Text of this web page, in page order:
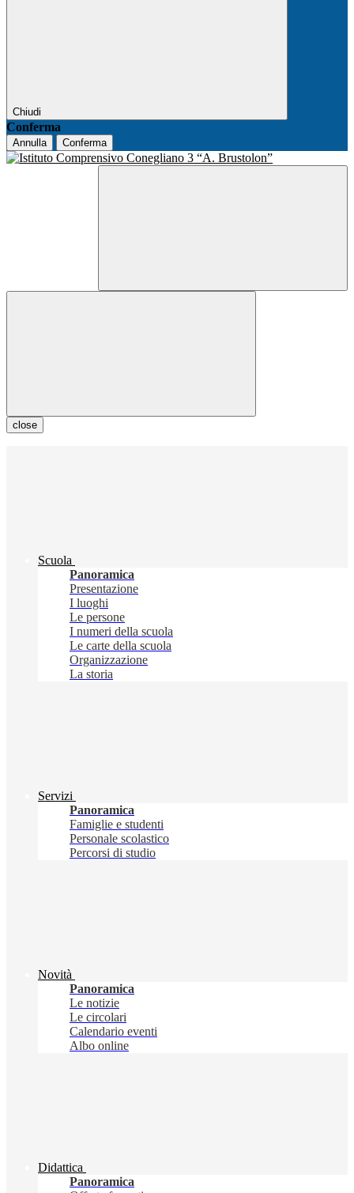
Chiudi
Conferma
Annulla Conferma
close
Scuola
Panoramica
Presentazione
I luoghi
Le persone
I numeri della scuola
Le carte della scuola
Organizzazione
La storia
Servizi
Panoramica
Famiglie e studenti
Personale scolastico
Percorsi di studio
Novità
Panoramica
Le notizie
Le circolari
Calendario eventi
Albo online
Didattica
Panoramica